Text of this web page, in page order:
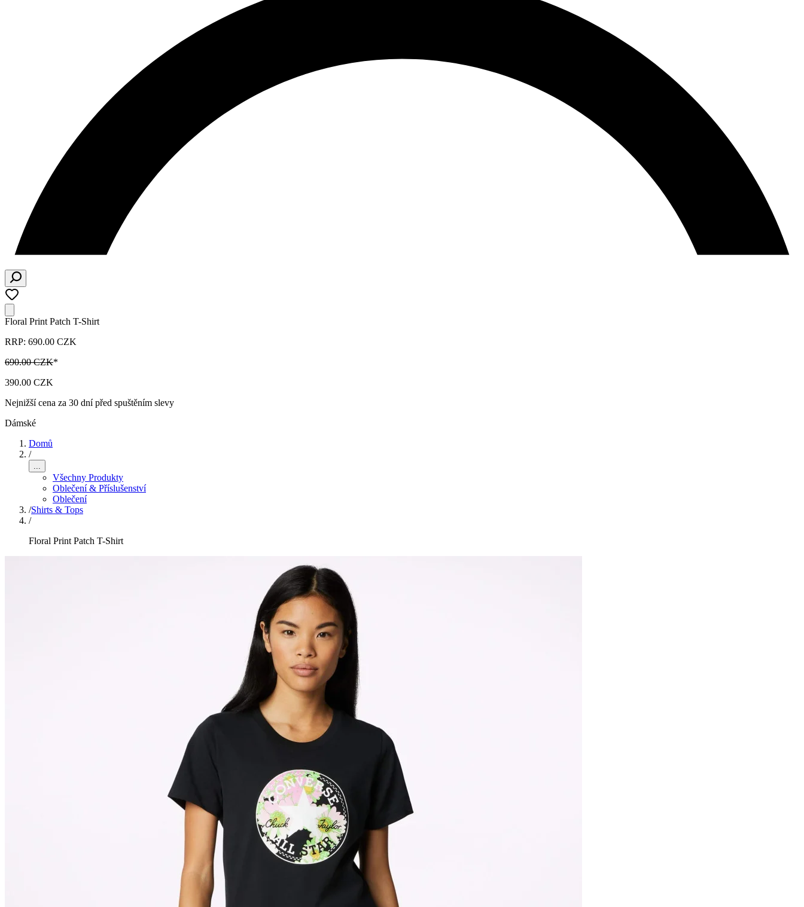
Floral Print Patch T-Shirt
RRP: 690.00 CZK
690.00 CZK*
390.00 CZK
Nejnižší cena za 30 dní před spuštěním slevy
Dámské
Domů
/
...
Všechny Produkty
Oblečení & Příslušenství
Oblečení
/Shirts & Tops
/
Floral Print Patch T-Shirt